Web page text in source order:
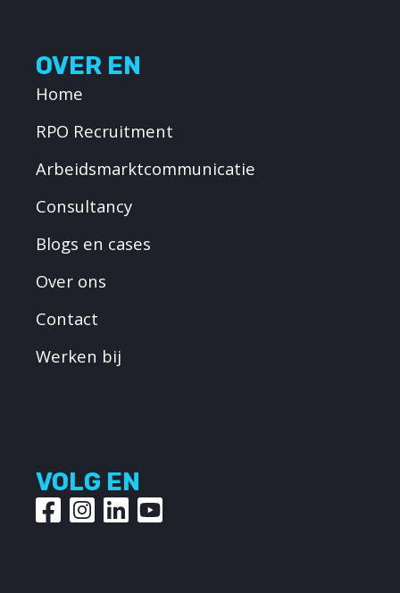
OVER EN
Home
RPO Recruitment
Arbeidsmarktcommunicatie
Consultancy
Blogs en cases
Over ons
Contact
Werken bij
VOLG EN